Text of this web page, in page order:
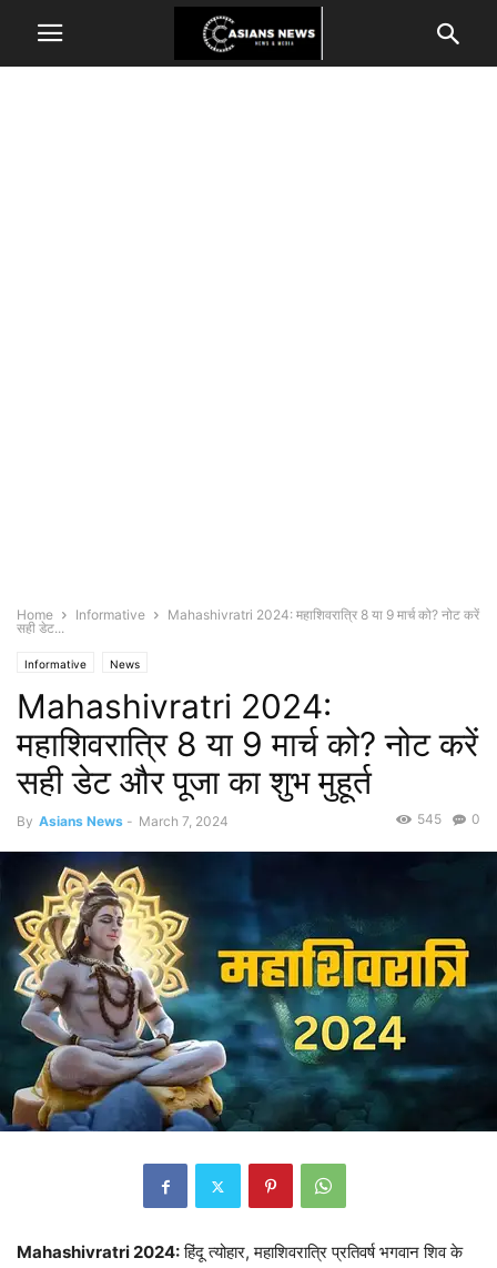
Home Informative
Mahashivratri 2024: महाशिवरात्रि 8 या 9 मार्च को? नोट करें
सही डेट...
Informative News
Mahashivratri 2024:
महाशिवरात्रि 8 या 9 मार्च को? नोट करें
सही डेट और पूजा का शुभ मुहूर्त
By Asians News - March 7, 2024 0
545
Mahashivratri 2024:हिंदू त्योहार, महाशिवरात्रि प्रतिवर्ष भगवान शिव के